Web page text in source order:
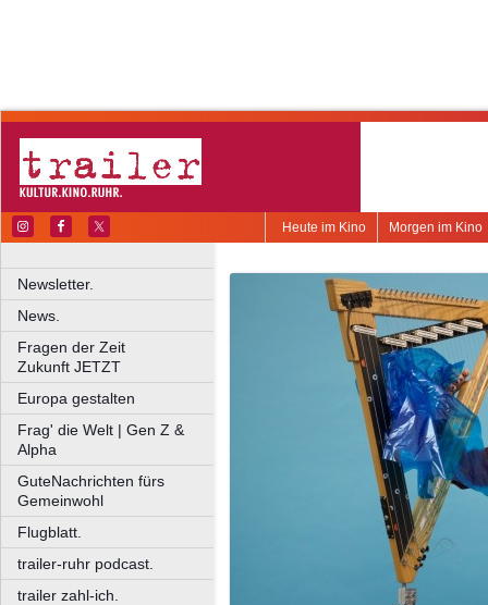
Morgen im Kino
Heute im Kino
Newsletter.
News.
Fragen der Zeit
Zukunft JETZT
Europa gestalten
Frag' die Welt | Gen Z &
Alpha
GuteNachrichten fürs
Gemeinwohl
Flugblatt.
trailer-ruhr podcast.
trailer zahl-ich.